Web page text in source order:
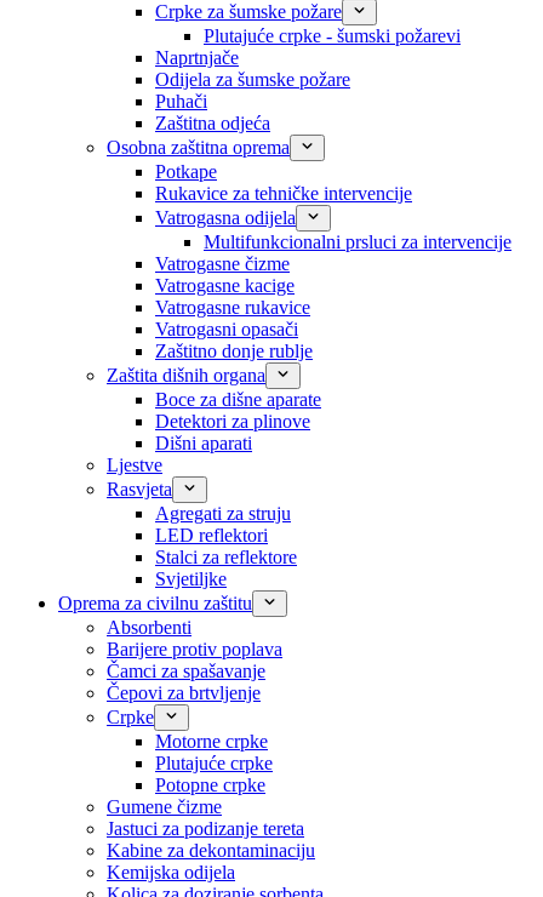
Crpke za šumske požare
Plutajuće crpke - šumski požarevi
Naprtnjače
Odijela za šumske požare
Puhači
Zaštitna odjeća
Osobna zaštitna oprema
Potkape
Rukavice za tehničke intervencije
Vatrogasna odijela
Multifunkcionalni prsluci za intervencije
Vatrogasne čizme
Vatrogasne kacige
Vatrogasne rukavice
Vatrogasni opasači
Zaštitno donje rublje
Zaštita dišnih organa
Boce za dišne aparate
Detektori za plinove
Dišni aparati
Ljestve
Rasvjeta
Agregati za struju
LED reflektori
Stalci za reflektore
Svjetiljke
Oprema za civilnu zaštitu
Absorbenti
Barijere protiv poplava
Čamci za spašavanje
Čepovi za brtvljenje
Crpke
Motorne crpke
Plutajuće crpke
Potopne crpke
Gumene čizme
Jastuci za podizanje tereta
Kabine za dekontaminaciju
Kemijska odijela